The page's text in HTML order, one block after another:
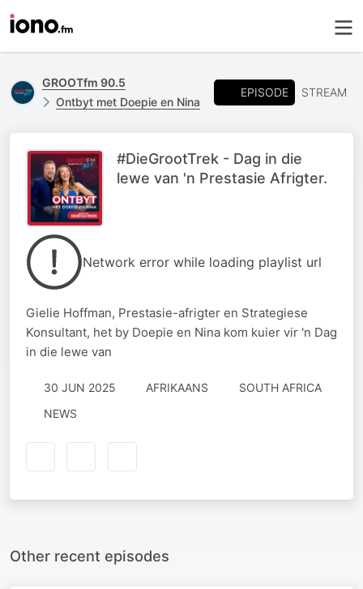
GROOTfm 90.5
Ontbyt met Doepie en Nina
EPISODE STREAM
#DieGrootTrek - Dag in die
lewe van 'n Prestasie Afrigter.
Network error while loading playlist url
Gielie Hoffman, Prestasie-afrigter en Strategiese
Konsultant, het by Doepie en Nina kom kuier vir 'n Dag
in die lewe van
30 JUN 2025 AFRIKAANS
SOUTH AFRICA
NEWS
Other recent episodes